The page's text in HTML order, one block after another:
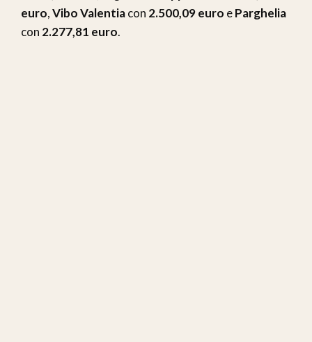
euro,Vibo Valentiacon 2.500,09 euro eParghelia
con 2.277,81 euro.